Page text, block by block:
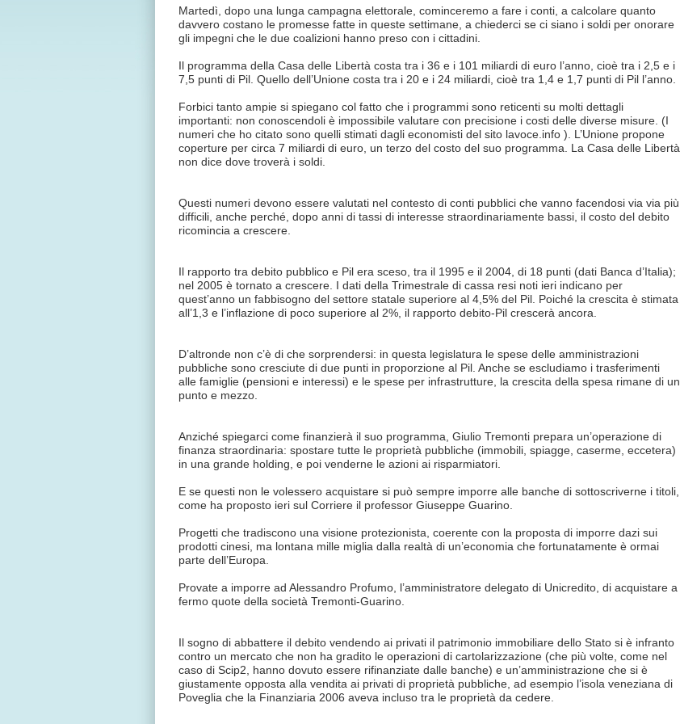
Martedì, dopo una lunga campagna elettorale, cominceremo a fare i conti, a calcolare quanto
davvero costano le promesse fatte in queste settimane, a chiederci se ci siano i soldi per onorare
gli impegni che le due coalizioni hanno preso con i cittadini.
Il programma della Casa delle Libertà costa tra i 36 e i 101 miliardi di euro l’anno, cioè tra i 2,5 e i
7,5 punti di Pil. Quello dell’Unione costa tra i 20 e i 24 miliardi, cioè tra 1,4 e 1,7 punti di Pil l’anno.
Forbici tanto ampie si spiegano col fatto che i programmi sono reticenti su molti dettagli
importanti: non conoscendoli è impossibile valutare con precisione i costi delle diverse misure. (I
numeri che ho citato sono quelli stimati dagli economisti del sito lavoce.info ). L’Unione propone
coperture per circa 7 miliardi di euro, un terzo del costo del suo programma. La Casa delle Libertà
non dice dove troverà i soldi.
Questi numeri devono essere valutati nel contesto di conti pubblici che vanno facendosi via via più
difficili, anche perché, dopo anni di tassi di interesse straordinariamente bassi, il costo del debito
ricomincia a crescere.
Il rapporto tra debito pubblico e Pil era sceso, tra il 1995 e il 2004, di 18 punti (dati Banca d’Italia);
nel 2005 è tornato a crescere. I dati della Trimestrale di cassa resi noti ieri indicano per
quest’anno un fabbisogno del settore statale superiore al 4,5% del Pil. Poiché la crescita è stimata
all’1,3 e l’inflazione di poco superiore al 2%, il rapporto debito-Pil crescerà ancora.
D’altronde non c’è di che sorprendersi: in questa legislatura le spese delle amministrazioni
pubbliche sono cresciute di due punti in proporzione al Pil. Anche se escludiamo i trasferimenti
alle famiglie (pensioni e interessi) e le spese per infrastrutture, la crescita della spesa rimane di un
punto e mezzo.
Anziché spiegarci come finanzierà il suo programma, Giulio Tremonti prepara un’operazione di
finanza straordinaria: spostare tutte le proprietà pubbliche (immobili, spiagge, caserme, eccetera)
in una grande holding, e poi venderne le azioni ai risparmiatori.
E se questi non le volessero acquistare si può sempre imporre alle banche di sottoscriverne i titoli,
come ha proposto ieri sul Corriere il professor Giuseppe Guarino.
Progetti che tradiscono una visione protezionista, coerente con la proposta di imporre dazi sui
prodotti cinesi, ma lontana mille miglia dalla realtà di un’economia che fortunatamente è ormai
parte dell’Europa.
Provate a imporre ad Alessandro Profumo, l’amministratore delegato di Unicredito, di acquistare a
fermo quote della società Tremonti-Guarino.
Il sogno di abbattere il debito vendendo ai privati il patrimonio immobiliare dello Stato si è infranto
contro un mercato che non ha gradito le operazioni di cartolarizzazione (che più volte, come nel
caso di Scip2, hanno dovuto essere rifinanziate dalle banche) e un’amministrazione che si è
giustamente opposta alla vendita ai privati di proprietà pubbliche, ad esempio l’isola veneziana di
Poveglia che la Finanziaria 2006 aveva incluso tra le proprietà da cedere.